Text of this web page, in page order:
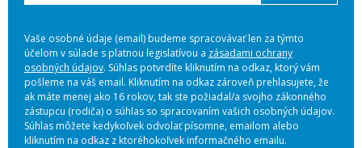
Vaše osobné údaje (email) budeme spracovávať len za týmto
účelom v súlade s platnou legislatívou a zásadami ochrany
osobných údajov. Súhlas potvrdíte kliknutím na odkaz, ktorý vám
pošleme na váš email. Kliknutím na odkaz zároveň prehlasujete, že
ak máte menej ako 16 rokov, tak ste požiadal/a svojho zákonného
zástupcu (rodiča) o súhlas so spracovaním vašich osobných údajov.
Súhlas môžete kedykoľvek odvolať písomne, emailom alebo
kliknutím na odkaz z ktoréhokoľvek informačného emailu.